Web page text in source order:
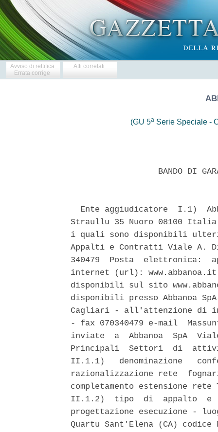
Avviso di rettifica
Errata corrige
Atti correlati
(GU 5a Serie Speciale -
BANDO DI
Ente aggiudicatore  I.1)
Straullu 35 Nuoro 08100
i quali sono disponibili
Appalti e Contratti Viale A.
340479  Posta  elettronica:
internet (url):
disponibili sul sito
disponibili presso Abbanoa
Cagliari - all'attenzione di
- fax 070340479 e-mail
inviate  a  Abbanoa  SpA
Principali  Settori  di
II.1.1)   denominazione
razionalizzazione rete
completamento estensione
II.1.2)  tipo  di  appalto  e
progettazione esecuzione -
Quartu Sant'Elena (CA)